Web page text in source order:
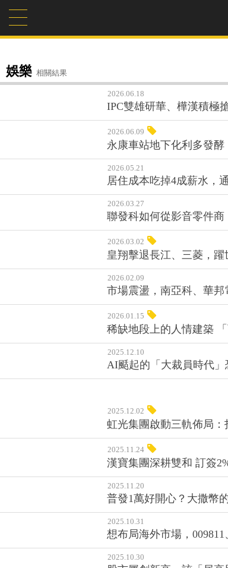
娛樂 相關結果
2026.06.18
IPC雙雄研華、樺漢積極
2026.06.09
永康車站地下化利多發
2026.05.21
居住成本吃掉4成薪水，
2026.03.27
聯發科如何從影音零件商
2026.03.02
皇翔擊退長江、三菱，
2026.02.09
市場震盪，南亞科、華邦
2026.01.15
稀缺地段上的人情建築
2025.12.10
AI颳起的「大裁員時代」
2025.12.02
虹光集團啟動三軌佈局：
2025.11.24
漢寶集團深耕雙和 訂簽
2025.11.20
普發1萬好開心？大撒幣
2025.10.31
想布局海外市場，
2025.10.30